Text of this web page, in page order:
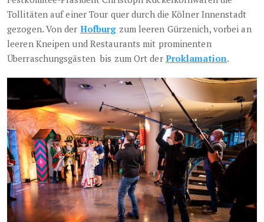
Tollitäten auf einer Tour quer durch die Kölner Innenstadt
gezogen. Von der Hofburg zum leeren Gürzenich, vorbei an
leeren Kneipen und Restaurants mit prominenten
Überraschungsgästen bis zum Ort der Proklamation.